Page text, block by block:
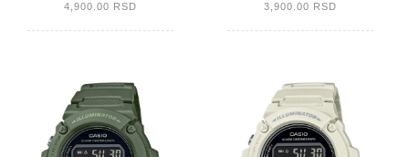
4,900.00 RSD 3,900.00 RSD